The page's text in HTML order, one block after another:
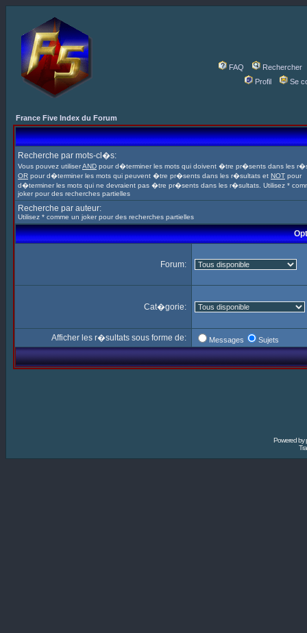
FAQ
Rechercher
Profil
Se
France Five Index du Forum
Recherche par mots-cl�s:
Vous pouvez utiliserAND pour d�terminer les mots qui doivent �tre pr�sents dans les
OR pour d�terminer les mots qui peuvent �tre pr�sents dans les r�sultats et NOT pour
d�terminer les mots qui ne devraient pas �tre pr�sents dans les r�sultats. Utilisez *
joker pour des recherches partielles
Recherche par auteur:
Utilisez * comme un joker pour des recherches partielles
Forum:
Cat�gorie:
Afficher les r�sultats sous forme de: Messages Sujets
Powered by